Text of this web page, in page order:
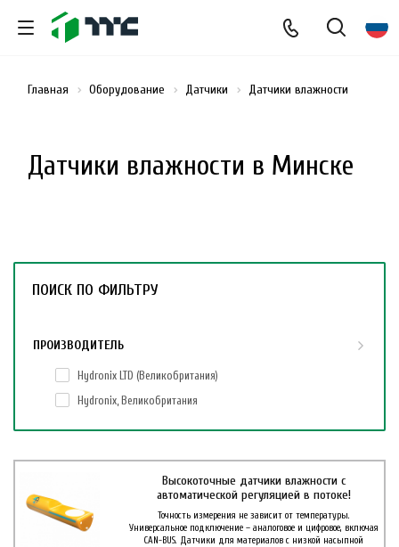
Датчики влажности в Минске
Главная Оборудование Датчики Датчики влажности
Высокоточные датчики влажности с
автоматической регуляцией в потоке!
Точность измерения не зависит от температуры.
Универсальное подключение – аналоговое и цифровое, включая
CAN-BUS. Датчики для материалов с низкой насыпной
ПОИСК ПО ФИЛЬТРУ
ПРОИЗВОДИТЕЛЬ
Hydronix LTD (Великобритания)
Hydronix, Великобритания